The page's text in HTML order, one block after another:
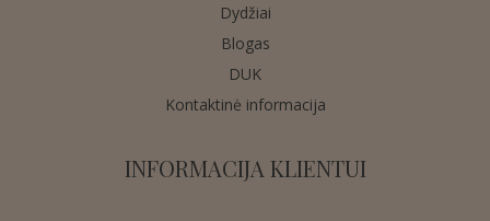
Dydžiai
Blogas
DUK
Kontaktinė informacija
INFORMACIJA KLIENTUI